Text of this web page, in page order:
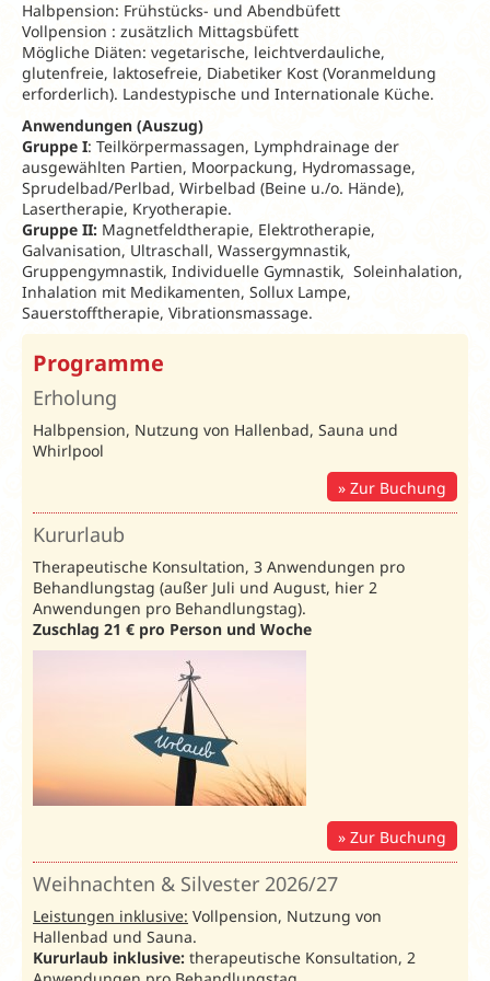
Halbpension: Frühstücks- und Abendbüfett
Vollpension : zusätzlich Mittagsbüfett
Mögliche Diäten: vegetarische, leichtverdauliche,
glutenfreie, laktosefreie, Diabetiker Kost (Voranmeldung
erforderlich). Landestypische und Internationale Küche.
Anwendungen (Auszug)
Gruppe I: Teilkörpermassagen, Lymphdrainage der
ausgewählten Partien, Moorpackung, Hydromassage,
Sprudelbad/Perlbad, Wirbelbad (Beine u./o. Hände),
Lasertherapie, Kryotherapie.
Gruppe II: Magnetfeldtherapie, Elektrotherapie,
Galvanisation, Ultraschall, Wassergymnastik,
Gruppengymnastik, Individuelle Gymnastik, Soleinhalation,
Inhalation mit Medikamenten, Sollux Lampe,
Sauerstofftherapie, Vibrationsmassage.
Programme
Erholung
Halbpension, Nutzung von Hallenbad, Sauna und
Whirlpool
Zur Buchung
Kururlaub
Therapeutische Konsultation, 3 Anwendungen pro
Behandlungstag (außer Juli und August, hier 2
Anwendungen pro Behandlungstag).
Zuschlag 21 € pro Person und Woche
Zur Buchung
Weihnachten & Silvester 2026/27
Leistungen inklusive: Vollpension, Nutzung von
Hallenbad und Sauna.
Kururlaub inklusive: therapeutische Konsultation, 2
Spartipp
2026
Teilweise
keinEZ-
Zuschlag!
Frühbucher
Weihnachten
Bei Buchung
bis 17.08.26:
Ab 14
Nächte:5%
Erholung/
Bryza:
70445
Unterbr. Bel. 03.01.-30.01.26
Doppelzimmer DZB 2 47
Einzelzimmer
DZA 1 47